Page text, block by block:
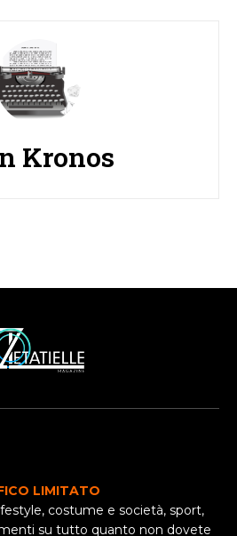
Kronos
LIMITATO
costume e società, sport,
su tutto quanto non dovete